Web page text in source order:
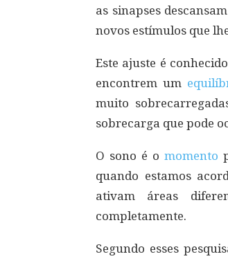
as sinapses
novos estímulos que
Este ajuste é
encontrem um
muito
sobrecarga que pode
O sono é o momento
quando estamos
ativam áreas
completamente.
Segundo esses